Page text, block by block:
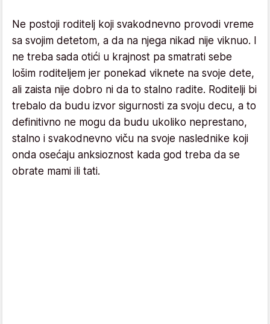
Ne postoji roditelj koji svakodnevno provodi vreme
sa svojim detetom, a da na njega nikad nije viknuo. I
ne treba sada otići u krajnost pa smatrati sebe
lošim roditeljem jer ponekad viknete na svoje dete,
ali zaista nije dobro ni da to stalno radite. Roditelji bi
trebalo da budu izvor sigurnosti za svoju decu, a to
definitivno ne mogu da budu ukoliko neprestano,
stalno i svakodnevno viču na svoje naslednike koji
onda osećaju anksioznost kada god treba da se
obrate mami ili tati.